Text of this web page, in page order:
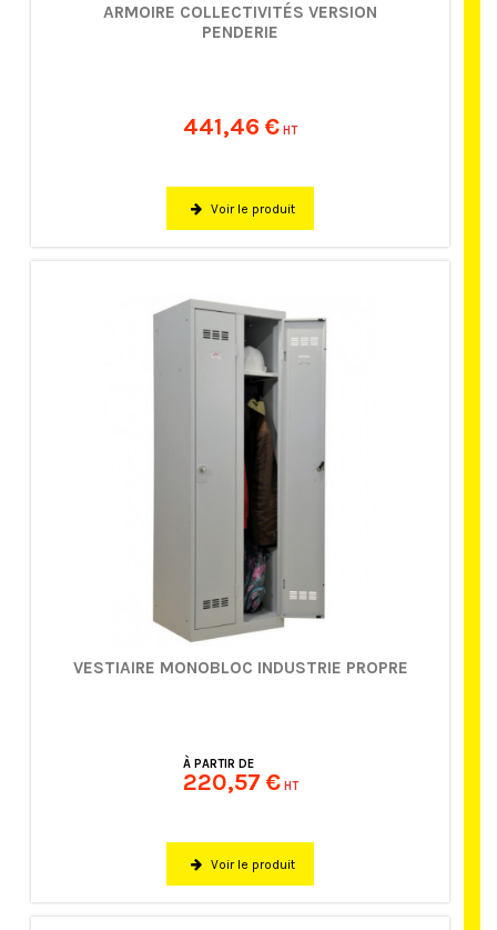
ARMOIRE COLLECTIVITÉS VERSION
PENDERIE
441,46 € HT
Voir le produit
VESTIAIRE MONOBLOC INDUSTRIE PROPRE
À PARTIR DE
220,57 € HT
Voir le produit